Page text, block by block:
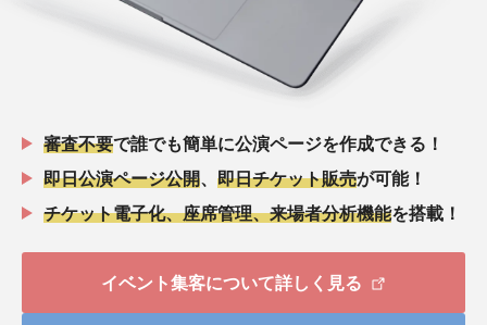
審査不要で誰でも簡単に公演ページを作成できる！
即日公演ページ公開
即日チケット販売が可能！
チケット電子化、座席管理、来場者分析機能を搭載！
イベント集客について詳しく見る